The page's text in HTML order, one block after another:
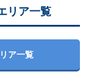
リア一覧
ア一覧